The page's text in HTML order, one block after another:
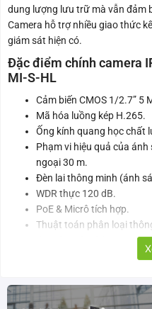
dung lượng lưu trữ mà vẫn đảm
Camera hỗ trợ nhiều giao thức
giám sát hiện có.
Đặc điểm chính camera
MI-S-HL
Cảm biến CMOS 1/2.7” 5
Mã hóa luồng kép H.265.
Ống kính quang học chất
Phạm vi hiệu quả của
ngoại 30 m.
Đèn lai thông minh (ánh
WDR thực 120 dB.
PoE & Micrô tích hợp.
Thuật toán phân loại
Hỗ trợ nhiều tính năng
Xem từ xa bằng ứng
CVSecurity.